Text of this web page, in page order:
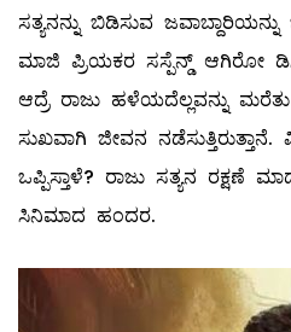
ಸತ್ಯನನ್ನು ಬಿಡಿಸುವ ಜವಾಬ್ದಾರಿಯನ್ನು
ಮಾಜಿ ಪ್ರಿಯಕರ ಸಸ್ಪೆನ್ಡ್ ಆಗಿರೋ
ಆದ್ರೆ ರಾಜು ಹಳೆಯದೆಲ್ಲವನ್ನು
ಸುಖವಾಗಿ ಜೀವನ ನಡೆಸುತ್ತಿರುತ್ತಾನೆ.
ಒಪ್ಪಿಸ್ತಾಳೆ? ರಾಜು ಸತ್ಯನ ರಕ್ಷಣೆ
ಸಿನಿಮಾದ ಹಂದರ.